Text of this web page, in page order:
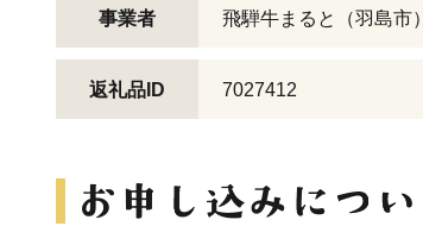
事業者 飛騨牛まると（羽島市）
返礼品ID 7027412